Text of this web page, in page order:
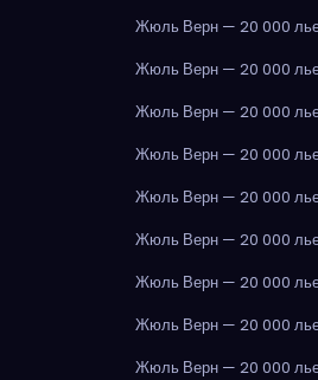
Жюль Верн — 20 000
Жюль Верн — 20 000
Жюль Верн — 20 000
Жюль Верн — 20 000
Жюль Верн — 20 000
Жюль Верн — 20 000
Жюль Верн — 20 000
Жюль Верн — 20 000
Жюль Верн — 20 000